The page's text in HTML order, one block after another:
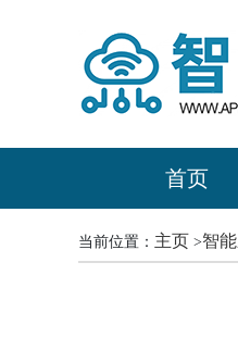
首页
当前位置： 主页 >智